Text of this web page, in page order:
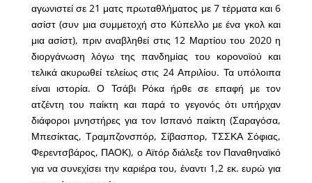
αγωνιστεί σε 21 ματς πρωταθλήματος με 7 τέρματα και 6
ασίστ (συν μια συμμετοχή στο Κύπελλο με ένα γκολ και
μια ασίστ), πριν αναβληθεί στις 12 Μαρτίου του 2020 η
διοργάνωση λόγω της πανδημίας του κορονοϊού και
τελικά ακυρωθεί τελείως στις 24 Απριλίου. Τα υπόλοιπα
είναι ιστορία. Ο Τσάβι Ρόκα ήρθε σε επαφή με τον
ατζέντη του παίκτη και παρά το γεγονός ότι υπήρχαν
διάφοροι μνηστήρες για τον Ισπανό παίκτη (Σαραγόσα,
Μπεσίκτας, Τραμπζονσπόρ, Σίβασπορ, ΤΣΣΚΑ Σόφιας,
Φερεντσβάρος, ΠΑΟΚ), ο Αϊτόρ διάλεξε τον Παναθηναϊκό
για να συνεχίσει την καριέρα του, έναντι 1,2 εκ. ευρώ για